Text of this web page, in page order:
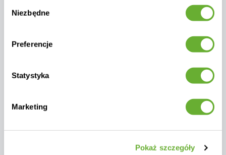
zgody
Niezbędne
Preferencje
Statystyka
Marketing
Pokaż szczegóły
metody płatności:
płatność online przez systemy płatności